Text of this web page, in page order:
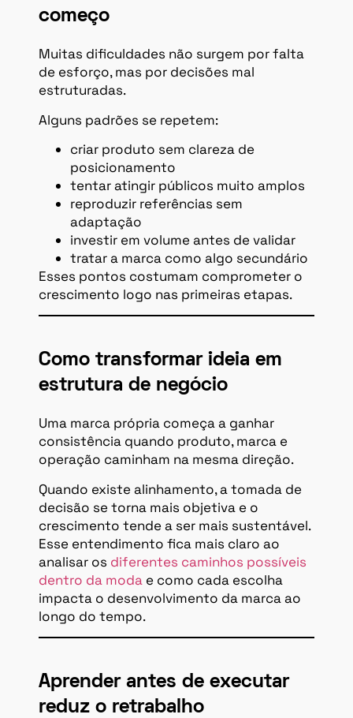
começo
Muitas dificuldades não surgem por falta
de esforço, mas por decisões mal
estruturadas.
Alguns padrões se repetem:
criar produto sem clareza de
posicionamento
tentar atingir públicos muito amplos
reproduzir referências sem
adaptação
investir em volume antes de validar
tratar a marca como algo secundário
Esses pontos costumam comprometer o
crescimento logo nas primeiras etapas.
Como transformar ideia em
estrutura de negócio
Uma marca própria começa a ganhar
consistência quando produto, marca e
operação caminham na mesma direção.
Quando existe alinhamento, a tomada de
decisão se torna mais objetiva e o
crescimento tende a ser mais sustentável.
Esse entendimento fica mais claro ao
analisar os diferentes caminhos possíveis
dentro da moda e como cada escolha
impacta o desenvolvimento da marca ao
longo do tempo.
Aprender antes de executar
reduz o retrabalho